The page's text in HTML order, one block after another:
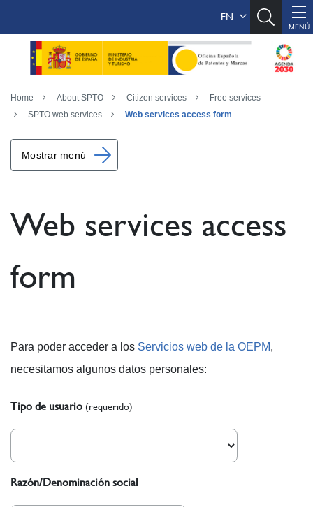
EN
Home About SPTO Citizen services
Free services
SPTO web services
Web services access form
Mostrar menú
Web services access
form
Para poder acceder a los Servicios web de la OEPM,
necesitamos algunos datos personales:
Tipo de usuario (requerido)
Razón/Denominación social